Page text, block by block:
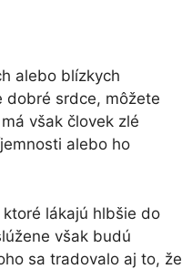
alebo blízkych
dobré srdce, môžete
však človek zlé
alebo ho
lákajú hlbšie do
však budú
sa tradovalo aj to, že